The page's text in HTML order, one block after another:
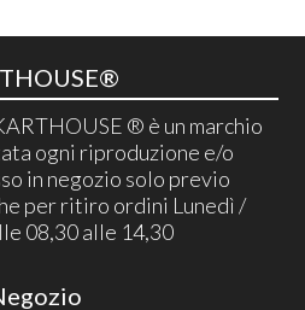
® è un marchio
ogni riproduzione e/o
in negozio solo previo
per ritiro ordini Lunedì /
08,30 alle 14,30